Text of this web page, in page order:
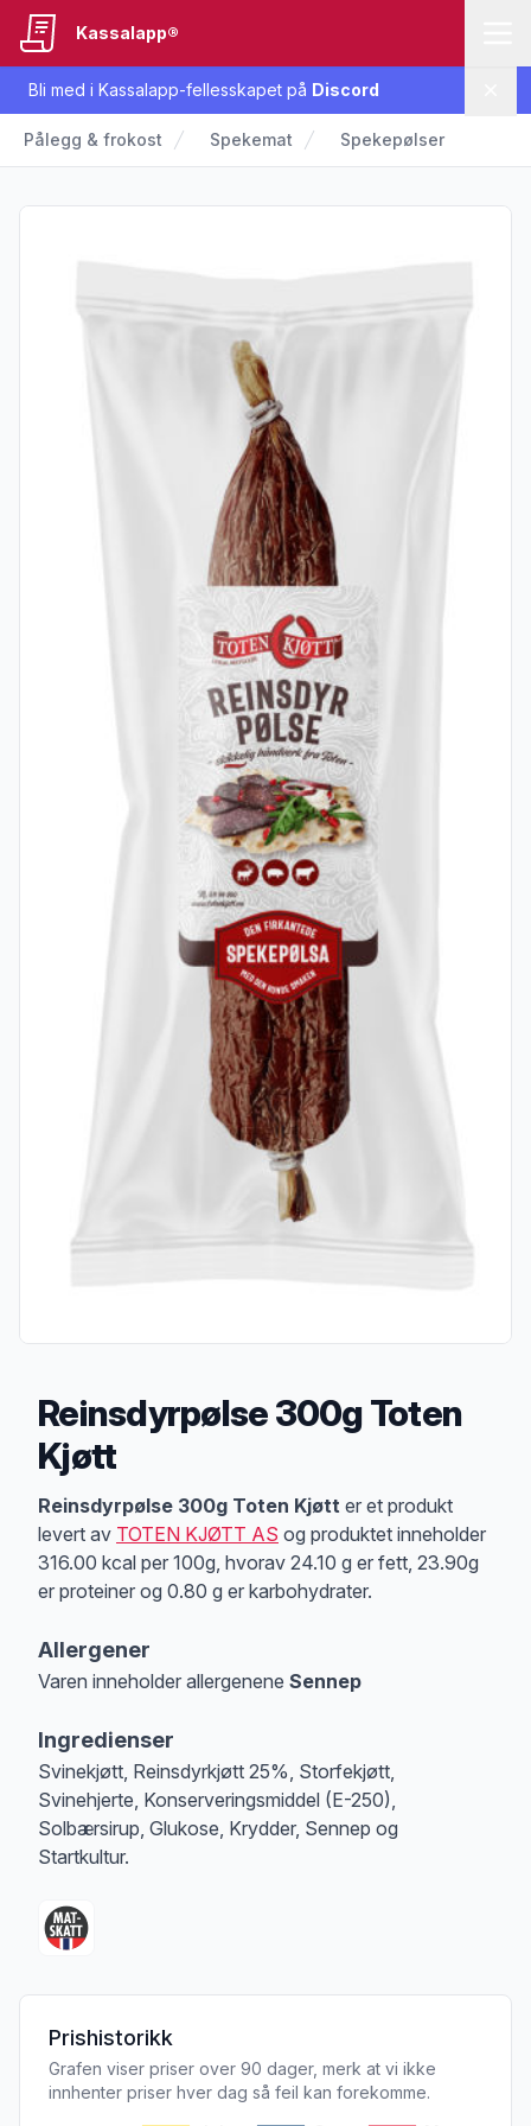
Bli med i Kassalapp-fellesskapet på Discord
Kassalapp®
Pålegg & frokost Spekemat Spekepølser
Reinsdyrpølse 300g Toten
Kjøtt
Produktbeskrivelse
Reinsdyrpølse 300g Toten Kjøtt er et produkt
levert av TOTEN KJØTT AS og produktet inneholder
316.00 kcal per 100g, hvorav 24.10 g er fett, 23.90g
er proteiner og 0.80 g er karbohydrater.
Allergener
Varen inneholder allergenene Sennep
Ingredienser
Svinekjøtt, Reinsdyrkjøtt 25%, Storfekjøtt,
Svinehjerte, Konserveringsmiddel (E-250),
Solbærsirup, Glukose, Krydder, Sennep og
Startkultur.
Prishistorikk
Grafen viser priser over 90 dager, merk at vi ikke
innhenter priser hver dag så feil kan forekomme.